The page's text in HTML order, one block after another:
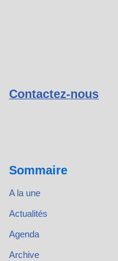
Contactez-nous
Sommaire
A la une
Actualités
Agenda
Archive